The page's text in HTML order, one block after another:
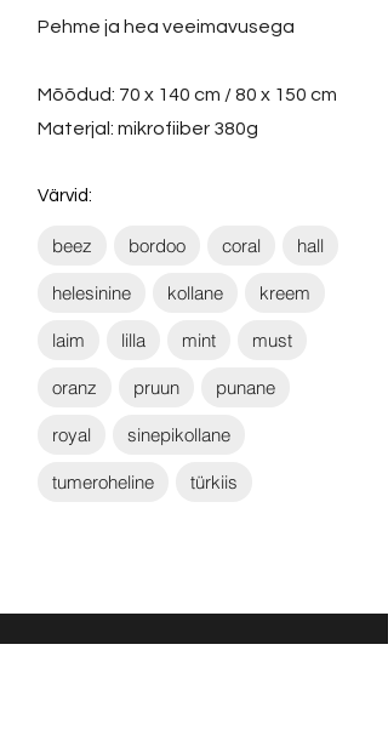
Pehme ja hea veeimavusega
Mõõdud: 70 x 140 cm / 80 x 150 cm
Materjal: mikrofiiber 380g
Värvid:
beez bordoo coral hall
helesinine kollane kreem
laim lilla mint must
oranz pruun punane
royal sinepikollane
tumeroheline türkiis